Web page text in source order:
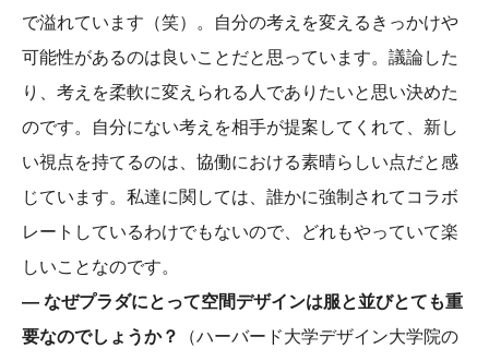
で溢れています（笑）。自分の考えを変えるきっかけや
可能性があるのは良いことだと思っています。議論した
り、考えを柔軟に変えられる人でありたいと思い決めた
のです。自分にない考えを相手が提案してくれて、新し
い視点を持てるのは、協働における素晴らしい点だと感
じています。私達に関しては、誰かに強制されてコラボ
レートしているわけでもないので、どれもやっていて楽
しいことなのです。
― なぜプラダにとって空間デザインは服と並びとても重
要なのでしょうか？
（ハーバード大学デザイン大学院の